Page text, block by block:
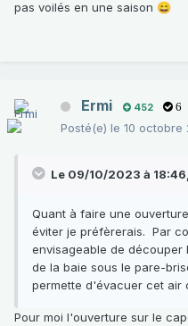
pas voilés en une saison 😄
Ermi 452 6
Posté(e) le 10 octobre
Le 09/10/2023 à 18:46,
Quant à faire une
éviter je préfèrerais. Par
envisageable de découper
de la baie sous le pare-
permette d'évacuer cet air
Pour moi l'ouverture sur le